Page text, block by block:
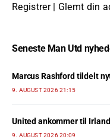
Registrer| Glemt din
Seneste Man Utd
Marcus Rashford tildelt
9. AUGUST 2026 21:15
United ankommer til
9. AUGUST 2026 20:09